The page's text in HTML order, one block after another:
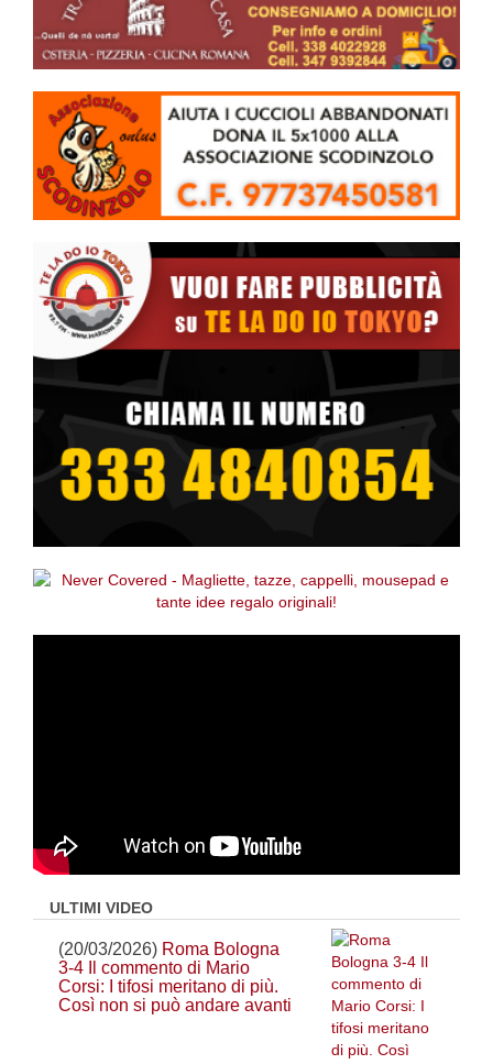
ULTIMI VIDEO
(20/03/2026) Roma Bologna
3-4 Il commento di Mario
Corsi: I tifosi meritano di più.
Così non si può andare avanti